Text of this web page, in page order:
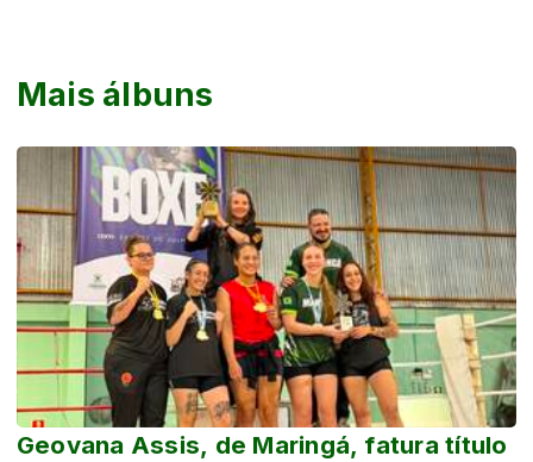
Mais álbuns
Geovana Assis, de Maringá, fatura título